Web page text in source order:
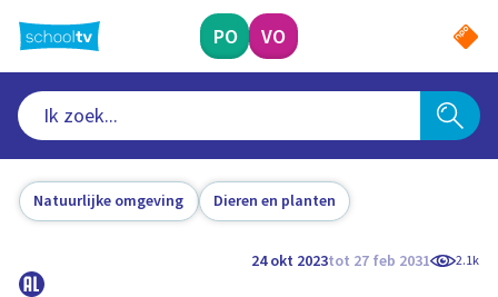
naar
hoofdinhoud
PO VO
Natuurlijke omgeving Dieren en planten
24 okt 2023tot 27 feb 2031 2.1k